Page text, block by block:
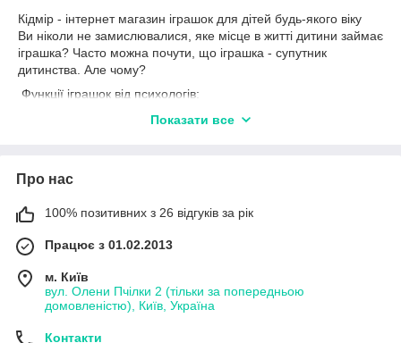
Кідмір - інтернет магазин іграшок для дітей будь-якого віку
Ви ніколи не замислювалися, яке місце в житті дитини займає
іграшка? Часто можна почути, що іграшка - супутник
дитинства. Але чому?
Функції іграшок від психологів:
матеріального світу, з яким дитина починає взаємодіяти.
звичайні предмети побуту він може перетворити на іграшку.
чи не краще відразу забезпечити дитя нормальною
- Когнітивні здібності. І знову поспостерігайте за чадом. На
його еволюцію стосунків із предметами, що його оточують.
Якщо спочатку, воно намагається з усім навколо погратися,
то з часом воно починає використовувати речі за
самого предмета. Розвиваючі іграшки змушують дитину
Показати все
Про нас
100% позитивних з 26 відгуків за рік
Працює з 01.02.2013
м. Київ
вул. Олени Пчілки 2 (тільки за попередньою
домовленістю), Київ, Україна
Контакти